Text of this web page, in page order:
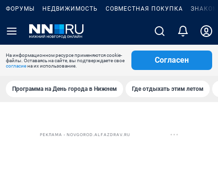
ФОРУМЫ НЕДВИЖИМОСТЬ СОВМЕСТНАЯ ПОКУПКА
На информационном ресурсе применяются cookie-
файлы. Оставаясь на сайте, вы подтверждаете свое
согласиена их использование.
Согласен
Программа на День города в Нижнем Где отдыхать этим летом
РЕКЛАМА • NOVGOROD.ALFAZDRAV.RU